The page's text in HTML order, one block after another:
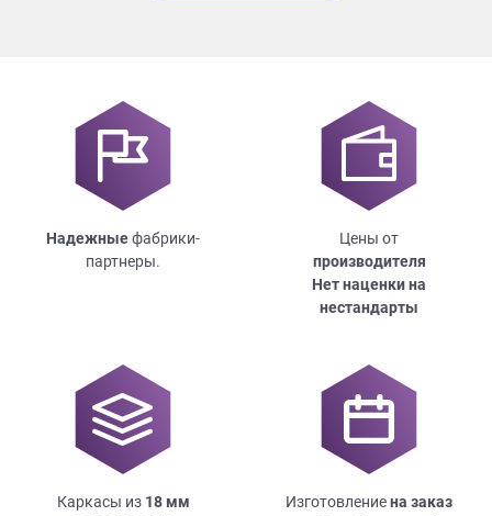
Надежныефабрики-
партнеры.
Цены от
производителя
Нет наценки на
нестандарты
Каркасы из 18мм
Изготовлениена заказ